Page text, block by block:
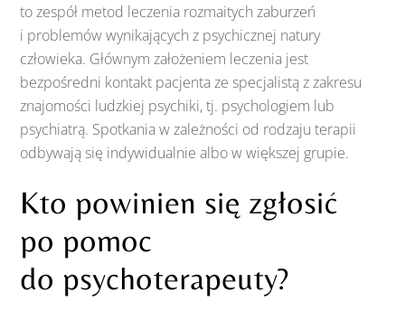
to zespół metod leczenia rozmaitych zaburzeń
i problemów wynikających z psychicznej natury
człowieka. Głównym założeniem leczenia jest
bezpośredni kontakt pacjenta ze specjalistą z zakresu
znajomości ludzkiej psychiki, tj. psychologiem lub
psychiatrą. Spotkania w zależności od rodzaju terapii
odbywają się indywidualnie albo w większej grupie.
Kto powinien się zgłosić
po pomoc
do psychoterapeuty?